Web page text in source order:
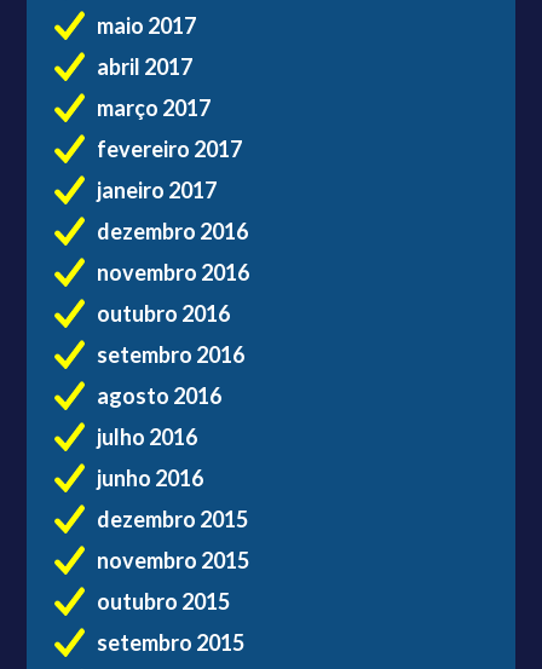
maio 2017
abril 2017
março 2017
fevereiro 2017
janeiro 2017
dezembro 2016
novembro 2016
outubro 2016
setembro 2016
agosto 2016
julho 2016
junho 2016
dezembro 2015
novembro 2015
outubro 2015
setembro 2015